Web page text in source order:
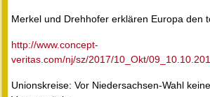
Merkel und Drehhofer erklären Europa den
http://www.concept-
veritas.com/nj/sz/2017/10_Okt/
Unionskreise: Vor Niedersachsen-Wahl